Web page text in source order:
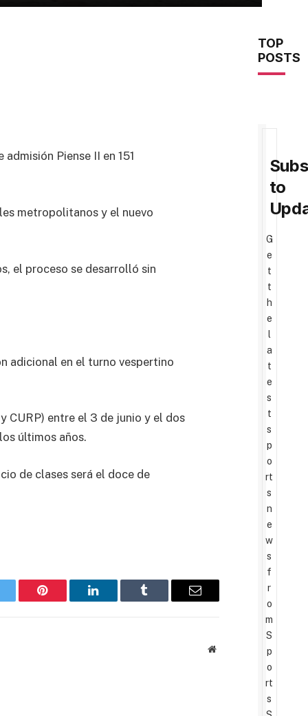
Piense II en 151
metropolitanos y el nuevo
el proceso se desarrolló sin
adicional en el turno vespertino
CURP) entre el 3 de junio y el dos
últimos años.
de clases será el doce de
Pinterest LinkedIn Tumblr Email
Website
TOP
POSTS
to
G
e
t
t
h
e
l
a
t
e
s
t
s
p
o
rt
s
n
e
w
s
f
r
o
m
S
p
o
rt
s